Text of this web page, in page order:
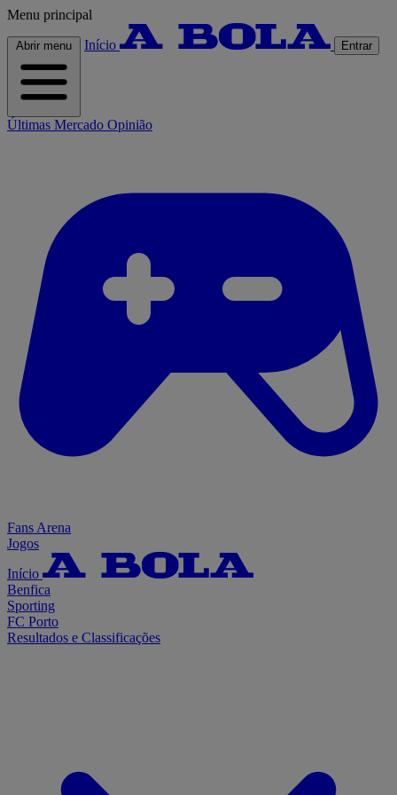
Menu principal
Abrir menu Início Entrar
Últimas Mercado Opinião
Fans Arena
Jogos
Início
Benfica
Sporting
FC Porto
Resultados e Classificações